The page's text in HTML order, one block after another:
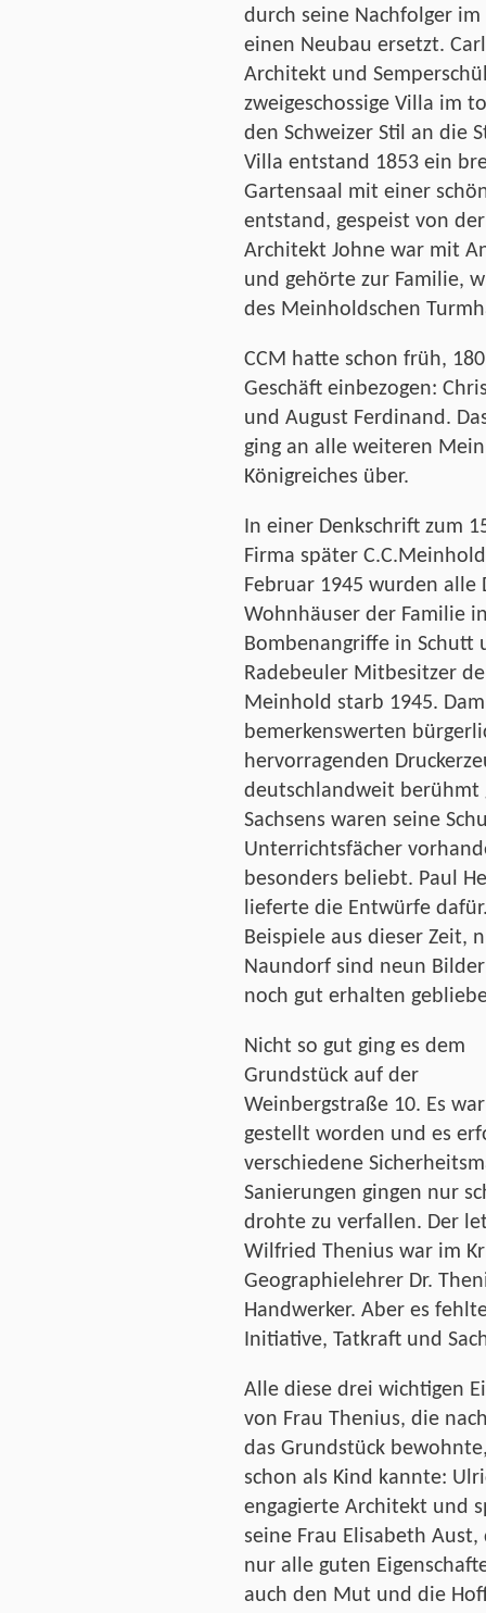
durch seine Nachfolger
einen Neubau ersetzt.
Architekt und
zweigeschossige Villa im
den Schweizer Stil an die
Villa entstand 1853 ein
Gartensaal mit einer
entstand, gespeist von
Architekt Johne war mit
und gehörte zur Familie,
des Meinholdschen
CCM hatte schon früh,
Geschäft einbezogen:
und August Ferdinand.
ging an alle weiteren
Königreiches über.
In einer Denkschrift zum
Firma später
Februar 1945 wurden alle
Wohnhäuser der Familie
Bombenangriffe in Schutt
Radebeuler Mitbesitzer
Meinhold starb 1945.
bemerkenswerten
hervorragenden
deutschlandweit berühmt
Sachsens waren seine
Unterrichtsfächer
besonders beliebt. Paul
lieferte die Entwürfe
Beispiele aus dieser Zeit,
Naundorf sind neun
noch gut erhalten
Nicht so gut ging es dem
Grundstück auf der
Weinbergstraße 10. Es
gestellt worden und es
verschiedene
Sanierungen gingen nur
drohte zu verfallen. Der
Wilfried Thenius war im
Geographielehrer Dr.
Handwerker. Aber es
Initiative, Tatkraft und
Alle diese drei wichtigen
von Frau Thenius, die
das Grundstück
schon als Kind kannte:
engagierte Architekt und
seine Frau Elisabeth
nur alle guten
auch den Mut und die